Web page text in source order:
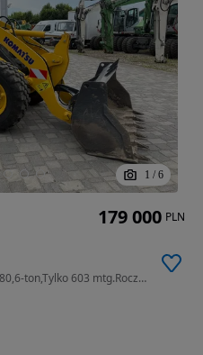
1 / 6
Ładowarka Kolowa,Cat,Liebherr,Wa-80,6-ton,Tylko 603 mtg.Rocznik 2023
179 000 PLN